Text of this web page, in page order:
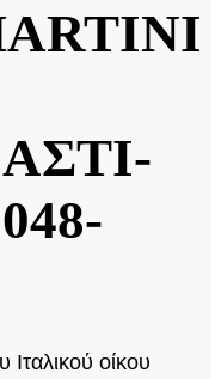
οίκου